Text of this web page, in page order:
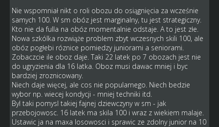
Nie wspomniał nikt o roli obozu do osiągnięcia za wcześnie
samych 100. W sm obóz jest marginalny, tu jest strategiczny.
Kto nie da fulla na obóz momentalnie odstaje. A to jest złe.
Nowa szkólka rozwiąże problem zbyt wczesnych skili 100, ale
obóz pogłebi róznice pomiedzy juniorami a seniorami.
Zobaczcie ile oboz daje. Taki 22 latek po 7 obozach jest nie
do ugryzienia dla 16 latka. Oboz musi dawac mniej i byc
bardziej zroznicowany.
Niech daje więcej, ale cos nie popularnego. Niech bedzie
wybor np. wiecej kondycji - mniej techniki itd.
Byl taki pomysl takiej fajnej dziewczyny w sm - jak
przebojowosc. 16 latek ma skila 100 i wraz z wiekiem malaje.
Ustawic ja na maxa losowosci i sprawic ze zdolny junior na 10